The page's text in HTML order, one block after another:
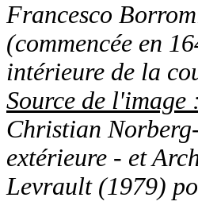
Francesco
(commencée en
intérieure de la
Source de l'image :
Christian
extérieure - et
Levrault (1979)